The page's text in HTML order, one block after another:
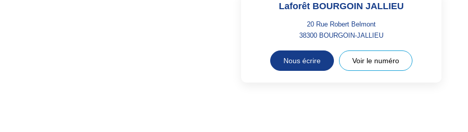
Laforêt BOURGOIN JALLIEU
20 Rue Robert Belmont
38300 BOURGOIN-JALLIEU
Nous écrire Voir le numéro